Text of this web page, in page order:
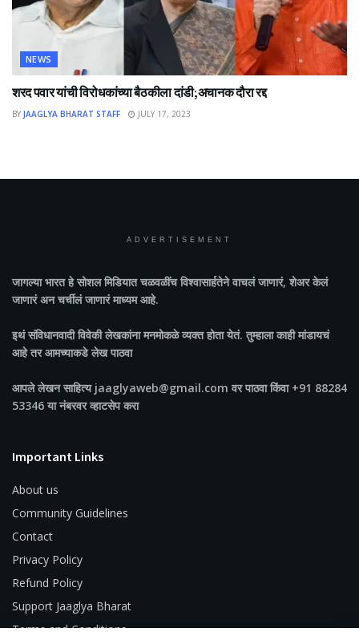
NEWS
शरद पवार यांची विरोधकांच्या बैठकीला दांडी;अचानक दौरा रद्द
BY JAAGLYA BHARAT STAFF JULY 17, 2023
ADVERTISEMENT
जागल्या भारतहे सोशल मिडियात चळवळींच विश्वासार्हतेने वाचलं जाणारं, शेअर केलं
जाणारं अन चर्चीलं जाणारं माध्यम आहे.
इथं संविधानवादी विवेकी लेखकांना मनमोकळे व्यक्त होता येतं. तुम्हाला काही मांडायचं
आहे तर आमच्याकडे लेख पाठवा
आपले लेखन साहित्य jaaglyaweb@gmail.com वर पाठवा किंवा +91 88284
53346 या नंबरवर व्हाटसेप करा
Important Links
About us
Community Guidelines
Contact
Privacy Policy
Refund Policy
Support Jaaglya Bharat